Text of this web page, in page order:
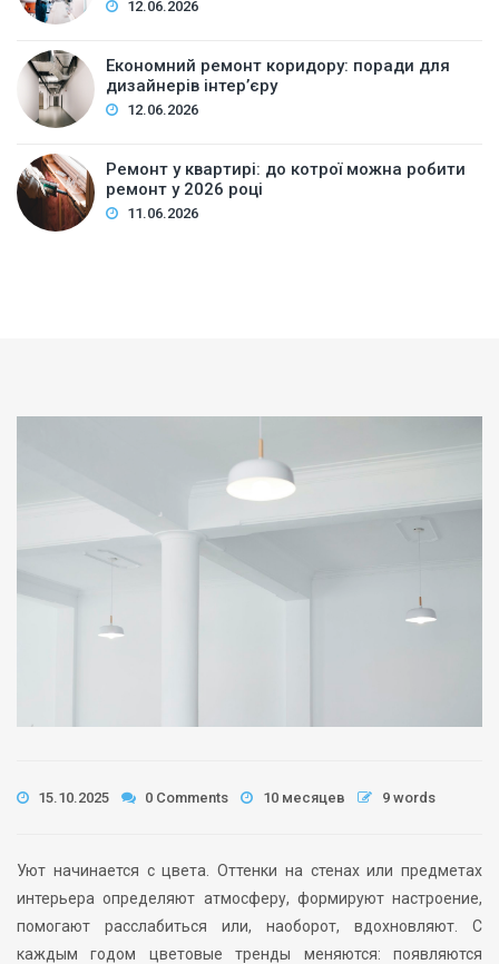
12.06.2026
Економний ремонт коридору: поради для
дизайнерів інтер’єру
12.06.2026
Ремонт у квартирі: до котрої можна робити
ремонт у 2026 році
11.06.2026
15.10.2025 0 Comments 10 месяцев 9 words
Уют начинается с цвета. Оттенки на стенах или предметах
интерьера определяют атмосферу, формируют настроение,
помогают расслабиться или, наоборот, вдохновляют. С
каждым годом цветовые тренды меняются: появляются